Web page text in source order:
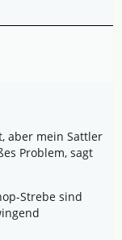
aber mein Sattler
Problem, sagt
Strebe sind